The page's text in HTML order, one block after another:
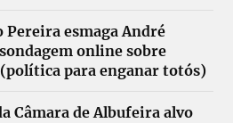
Pereira esmaga André
online sobre
(política para enganar totós)
Câmara de Albufeira alvo